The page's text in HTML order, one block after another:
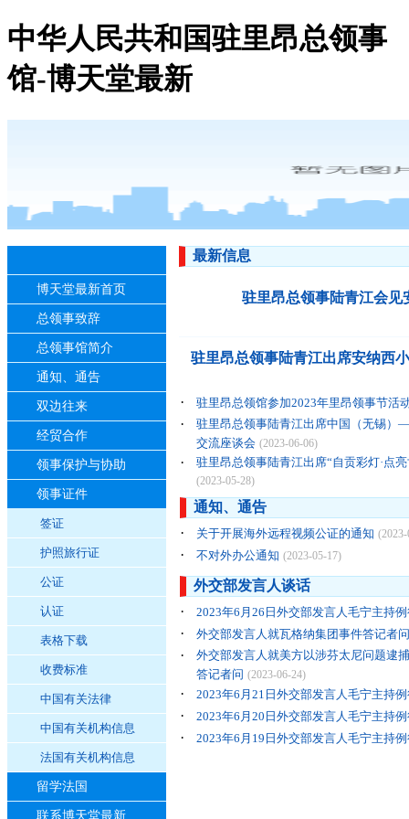
中华人民共和国驻里昂总领事
馆-博天堂最新
博天堂最新首页
总领事致辞
总领事馆简介
通知、通告
双边往来
经贸合作
领事保护与协助
领事证件
签证
护照旅行证
公证
认证
表格下载
收费标准
中国有关法律
中国有关机构信息
法国有关机构信息
留学法国
联系博天堂最新
最新信息
驻里昂总领事陆青江会见
驻里昂总领事陆青江出席安纳西
· 驻里昂总领馆参加2023年里昂领事节活
·
驻里昂总领事陆青江出席中国（无锡）
交流座谈会 (2023-06-06)
· 驻里昂总领事陆青江出席“自贡彩灯·点
(2023-05-28)
通知、通告
·
关于开展海外远程视频公证的通知
· 不对外办公通知 (2023-05-17)
外交部发言人谈话
·
2023年6月26日外交部发言人毛宁主持
· 外交部发言人就瓦格纳集团事件答记者问
·
外交部发言人就美方以涉芬太尼问题逮
答记者问 (2023-06-24)
· 2023年6月21日外交部发言人毛宁主持
· 2023年6月20日外交部发言人毛宁主持
· 2023年6月19日外交部发言人毛宁主持